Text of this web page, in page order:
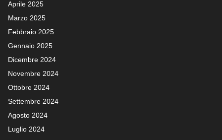
Aprile 2025
Marzo 2025
Febbraio 2025
Gennaio 2025
Dicembre 2024
Novembre 2024
Ottobre 2024
Settembre 2024
Agosto 2024
Luglio 2024